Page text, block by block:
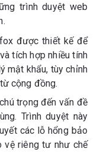
trình duyệt web
được thiết kế để
tích hợp nhiều tính
mật khẩu, tùy chỉnh
cộng đồng.
trọng đến vấn đề
Trình duyệt này
các lỗ hổng bảo
vệ riêng tư như chế